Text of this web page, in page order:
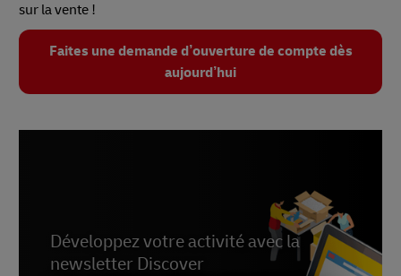
sur la vente !
Faites une demande d’ouverture de compte dès
aujourd’hui
Développez votre activité avec la
newsletter Discover